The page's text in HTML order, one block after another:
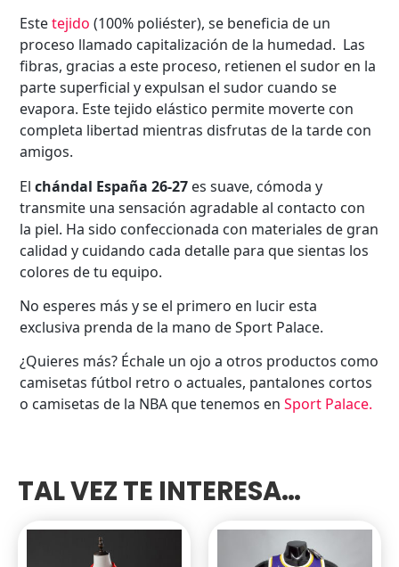
Estetejido (100% poliéster), se beneficia de un
proceso llamado capitalización de la humedad. Las
fibras, gracias a este proceso, retienen el sudor en la
parte superficial y expulsan el sudor cuando se
evapora. Este tejido elástico permite moverte con
completa libertad mientras disfrutas de la tarde con
amigos.
Elchándal España 26-27 es suave, cómoda y
transmite una sensación agradable al contacto con
la piel. Ha sido confeccionada con materiales de gran
calidad y cuidando cada detalle para que sientas los
colores de tu equipo.
No esperes más y se el primero en lucir esta
exclusiva prenda de la mano de Sport Palace.
¿Quieres más? Échale un ojo a otros productos como
camisetas fútbol retro o actuales, pantalones cortos
o camisetas de la NBA que tenemos enSport Palace.
TAL VEZ TE INTERESA…